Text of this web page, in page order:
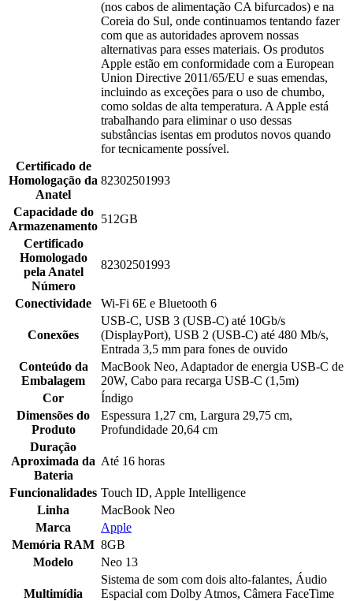
(nos cabos de alimentação CA bifurcados) e na
Coreia do Sul, onde continuamos tentando fazer
com que as autoridades aprovem nossas
alternativas para esses materiais. Os produtos
Apple estão em conformidade com a European
Union Directive 2011/65/EU e suas emendas,
incluindo as exceções para o uso de chumbo,
como soldas de alta temperatura. A Apple está
trabalhando para eliminar o uso dessas
substâncias isentas em produtos novos quando
for tecnicamente possível.
Certificado de
Homologação da
Anatel
82302501993
Capacidade do
Armazenamento
512GB
Certificado
Homologado
pela Anatel
Número
82302501993
Conectividade Wi-Fi 6E e Bluetooth 6
Conexões
USB-C, USB 3 (USB-C) até 10Gb/s
(DisplayPort), USB 2 (USB-C) até 480 Mb/s,
Entrada 3,5 mm para fones de ouvido
Conteúdo da
Embalagem
MacBook Neo, Adaptador de energia USB-C de
20W, Cabo para recarga USB-C (1,5m)
Cor
Índigo
Dimensões do
Produto
Espessura 1,27 cm, Largura 29,75 cm,
Profundidade 20,64 cm
Duração
Aproximada da
Bateria
Até 16 horas
Funcionalidades Touch ID, Apple Intelligence
Linha
MacBook Neo
Marca
Apple
Memória RAM 8GB
Modelo
Neo 13
Multimídia
Sistema de som com dois alto-falantes, Áudio
Espacial com Dolby Atmos, Câmera FaceTime